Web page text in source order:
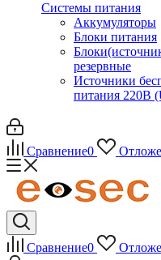
Системы питания
Аккумуляторы
Блоки питания
резервные
Источники
питания 220В
Сравнение0
Сравнение0